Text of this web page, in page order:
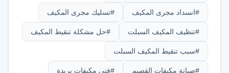
#انسداد مجرى المكيف #تسليك مجرى المكيف
#تنظيف المكيف السبلت #حل مشكلة تنقيط المكيف
#سبب تنقيط المكيف السبلت
#صيانة مكيفات القصيم #فني مكيفات بريدة